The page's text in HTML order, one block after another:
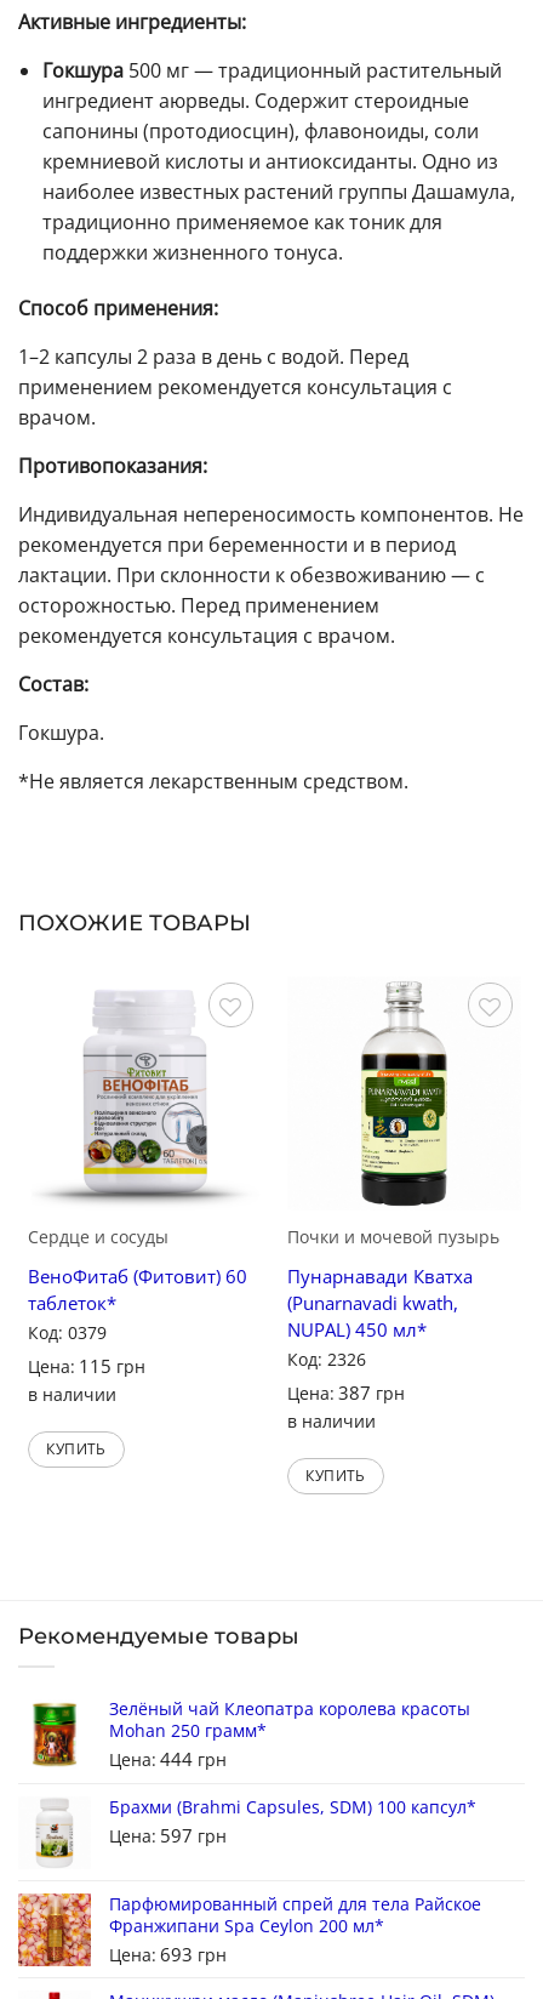
Активные ингредиенты:
Гокшура 500 мг — традиционный растительный
ингредиент аюрведы. Содержит стероидные
сапонины (протодиосцин), флавоноиды, соли
кремниевой кислоты и антиоксиданты. Одно из
наиболее известных растений группы Дашамула,
традиционно применяемое как тоник для
поддержки жизненного тонуса.
Способ применения:
1–2 капсулы 2 раза в день с водой. Перед
применением рекомендуется консультация с
врачом.
Противопоказания:
Индивидуальная непереносимость компонентов. Не
рекомендуется при беременности и в период
лактации. При склонности к обезвоживанию — с
осторожностью. Перед применением
рекомендуется консультация с врачом.
Состав:
Гокшура.
*Не является лекарственным средством.
ПОХОЖИЕ ТОВАРЫ
Сохранить
Сердце и сосуды
ВеноФитаб (Фитовит) 60
таблеток*
Код: 0379
Цена: 115 грн
в наличии
КУПИТЬ
Сохранить
Почки и мочевой пузырь
Пунарнавади Кватха
(Punarnavadi kwath,
NUPAL) 450 мл*
Код: 2326
Цена: 387 грн
в наличии
КУПИТЬ
Рекомендуемые товары
Зелёный чай Клеопатра королева красоты
Mohan 250 грамм*
Цена: 444 грн
Брахми (Brahmi Capsules, SDM) 100 капсул*
Цена: 597 грн
Парфюмированный спрей для тела Райское
Франжипани Spa Ceylon 200 мл*
Цена: 693 грн